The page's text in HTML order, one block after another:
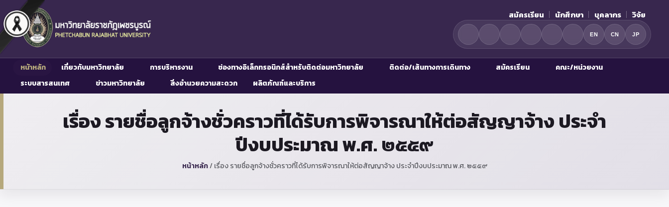
สมัครเรียน นักศึกษา บุคลากร วิจัย
EN CN JP
หน้าหลัก เกี่ยวกับมหาวิทยาลัย การบริหารงาน ช่องทางอิเล็กทรอนิกส์สำหรับติดต่อมหาวิทยาลัย ติดต่อ/เส้นทางการเดินทาง สมัครเรียน
คณะ/หน่วยงาน
ระบบสารสนเทศ
ข่าวมหาวิทยาลัย สิ่งอำนวยความสะดวก ผลิตภัณฑ์และบริการ
เรื่อง รายชื่อลูกจ้างชั่วคราวที่ได้รับการพิจารณาให้ต่อสัญญาจ้าง ประจำ
ปีงบประมาณ พ.ศ. ๒๕๕๙
หน้าหลัก/ เรื่อง รายชื่อลูกจ้างชั่วคราวที่ได้รับการพิจารณาให้ต่อสัญญาจ้าง ประจำปีงบประมาณ พ.ศ. ๒๕๕๙